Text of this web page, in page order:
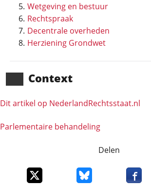
Wetgeving en bestuur
Rechtspraak
Decentrale overheden
Herziening Grondwet
Context
Dit artikel op NederlandRechts­staat.nl
Parlementaire behandeling
Delen
Deel dit item op XDeel dit item opDeel